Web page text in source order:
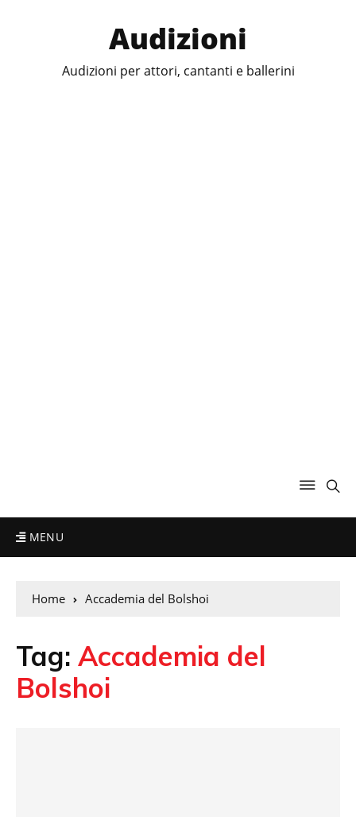
Audizioni
Audizioni per attori, cantanti e ballerini
MENU
Home Accademia del Bolshoi
Tag: Accademia del
Bolshoi